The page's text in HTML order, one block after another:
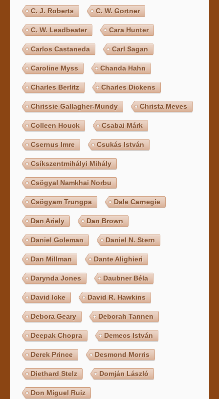
C. J. Roberts C. W. Gortner
C. W. Leadbeater Cara Hunter
Carlos Castaneda Carl Sagan
Caroline Myss Chanda Hahn
Charles Berlitz Charles Dickens
Chrissie Gallagher-Mundy Christa Meves
Colleen Houck Csabai Márk
Csernus Imre Csukás István
Csíkszentmihályi Mihály
Csögyal Namkhai Norbu
Csögyam Trungpa Dale Carnegie
Dan Ariely Dan Brown
Daniel Goleman Daniel N. Stern
Dan Millman Dante Alighieri
Darynda Jones Daubner Béla
David Icke David R. Hawkins
Debora Geary Deborah Tannen
Deepak Chopra Demecs István
Derek Prince Desmond Morris
Diethard Stelz Domján László
Don Miguel Ruiz